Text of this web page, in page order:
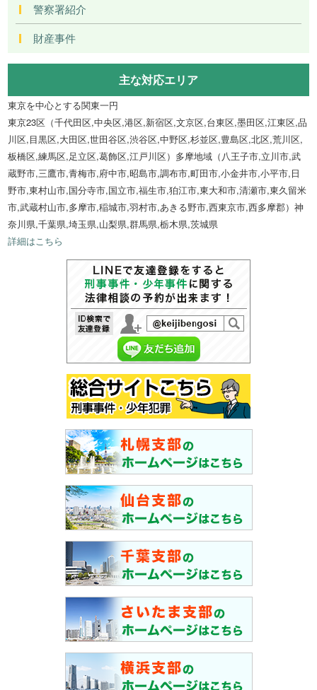
警察署紹介
財産事件
主な対応エリア
東京を中心とする関東一円
東京23区（千代田区,中央区,港区,新宿区,文京区,台東区,墨田区,江東区,品
川区,目黒区,大田区,世田谷区,渋谷区,中野区,杉並区,豊島区,北区,荒川区,
板橋区,練馬区,足立区,葛飾区,江戸川区）多摩地域（八王子市,立川市,武
蔵野市,三鷹市,青梅市,府中市,昭島市,調布市,町田市,小金井市,小平市,日
野市,東村山市,国分寺市,国立市,福生市,狛江市,東大和市,清瀬市,東久留米
市,武蔵村山市,多摩市,稲城市,羽村市,あきる野市,西東京市,西多摩郡）神
奈川県,千葉県,埼玉県,山梨県,群馬県,栃木県,茨城県
詳細はこちら